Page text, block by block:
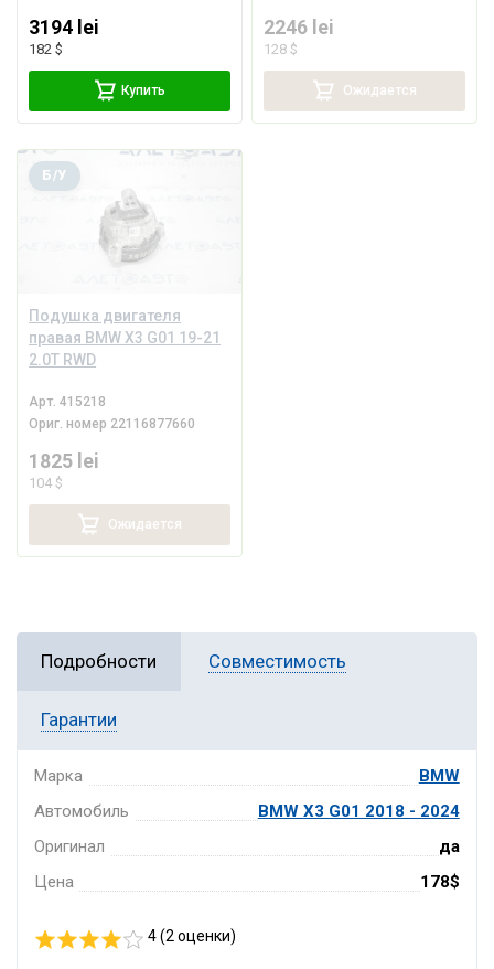
3194 lei
182 $
Купить
2246 lei
128 $
Ожидается
Подушка двигателя
правая BMW X3 G01 19-21
2.0T RWD
Б/У
Арт.415218
Ориг. номер 22116877660
1825 lei
104 $
Ожидается
Подробности Совместимость
Гарантии
Марка
BMW
Автомобиль
BMW X3 G01 2018 - 2024
Оригинал
да
Цена
178$
4 (2оценки)